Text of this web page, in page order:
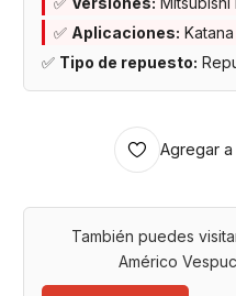
✅ Aplicaciones:
✅ Tipo de repuesto:
Agregar
También puedes
Américo